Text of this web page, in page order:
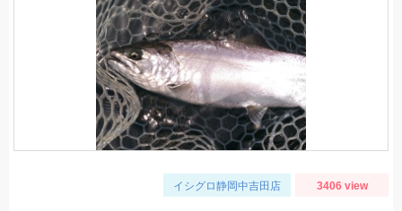
イシグロ静岡中吉田店 3406 view